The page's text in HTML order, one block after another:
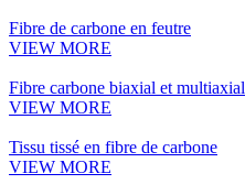
Fibre de carbone en feutre
VIEW MORE
Fibre carbone biaxial et multiaxial
VIEW MORE
Tissu tissé en fibre de carbone
VIEW MORE